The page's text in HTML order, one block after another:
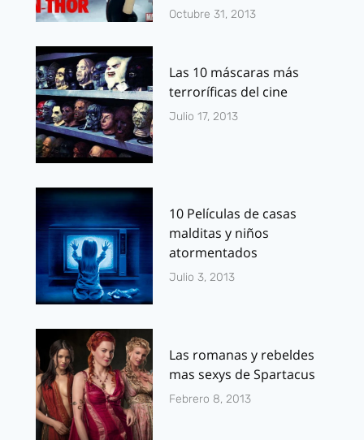
Octubre 31, 2013
Las 10 máscaras más
terroríficas del cine
Julio 17, 2013
10 Películas de casas
malditas y niños
atormentados
Julio 3, 2013
Las romanas y rebeldes
mas sexys de Spartacus
Febrero 8, 2013